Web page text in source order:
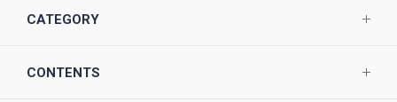
CATEGORY
CONTENTS